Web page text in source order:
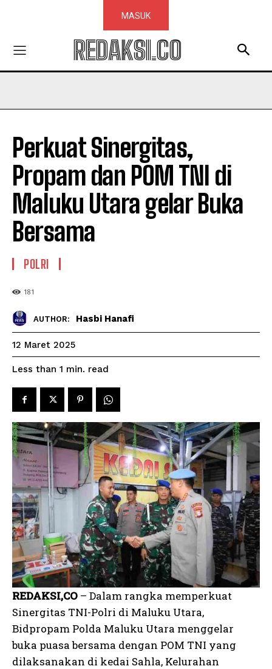
MASUK
REDAKSI.CO
Perkuat Sinergitas,
Propam dan POM TNI di
Maluku Utara gelar Buka
Bersama
POLRI
181
AUTHOR: Hasbi Hanafi
12 Maret 2025
Less than 1 min. read
REDAKSI,CO – Dalam rangka memperkuat
Sinergitas TNI-Polri di Maluku Utara,
Bidpropam Polda Maluku Utara menggelar
buka puasa bersama dengan POM TNI yang
dilaksanakan di kedai Sahla, Kelurahan